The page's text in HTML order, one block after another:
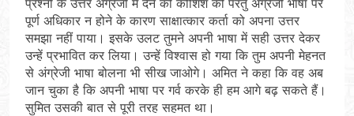
पूर्ण अधिकार न होने के कारण साक्षात्कार कर्ता को अपना उत्तर
समझा नहीं पाया। इसके उलट तुमने अपनी भाषा में सही उत्तर देकर
उन्हें प्रभावित कर लिया। उन्हें विश्वास हो गया कि तुम अपनी मेहनत
से अंग्रेजी भाषा बोलना भी सीख जाओगे। अमित ने कहा कि वह अब
जान चुका है कि अपनी भाषा पर गर्व करके ही हम आगे बढ़ सकते हैं।
सुमित उसकी बात से पूरी तरह सहमत था।